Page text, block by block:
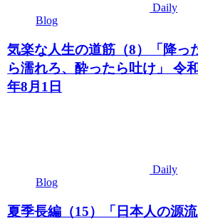
Daily
Blog
気楽な人生の道筋（8）「降っ
ら濡れろ、酔ったら吐け」 令
年8月1日
Daily
Blog
夏季長編（15）「日本人の源